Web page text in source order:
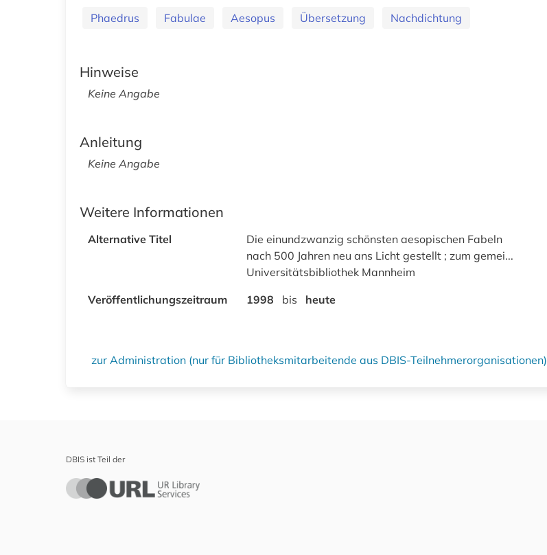
Phaedrus Fabulae Aesopus Übersetzung Nachdichtung
Hinweise
Keine Angabe
Anleitung
Keine Angabe
Weitere Informationen
Alternative Titel
Die einundzwanzig schönsten aesopischen Fabeln
nach 500 Jahren neu ans Licht gestellt ; zum gemei...
Universitätsbibliothek Mannheim
Veröffentlichungszeitraum
1998 bis heute
zur Administration (nur für Bibliotheksmitarbeitende aus DBIS-Teilnehmerorganisationen)
DBIS ist Teil der